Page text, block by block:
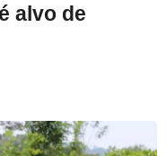
alvo de